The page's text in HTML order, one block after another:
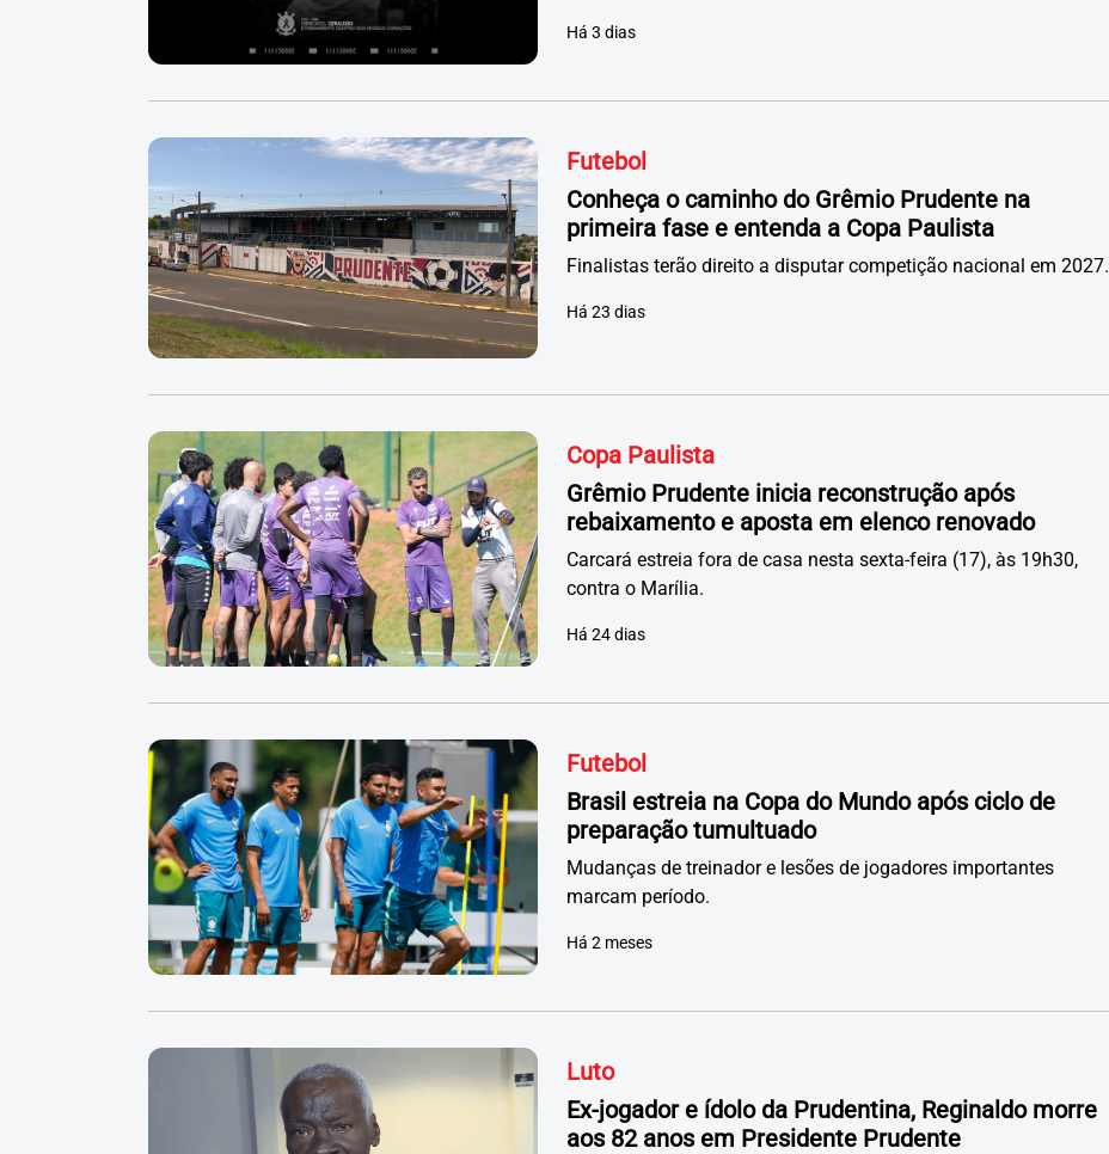
Há 3 dias
Futebol
Conheça o caminho do Grêmio Prudente na
primeira fase e entenda a Copa Paulista
Finalistas terão direito a disputar competição nacional em 2027.
Há 23 dias
Copa Paulista
Grêmio Prudente inicia reconstrução após
rebaixamento e aposta em elenco renovado
Carcará estreia fora de casa nesta sexta-feira (17), às 19h30,
contra o Marília.
Há 24 dias
Futebol
Brasil estreia na Copa do Mundo após ciclo de
preparação tumultuado
Mudanças de treinador e lesões de jogadores importantes
marcam período.
Há 2 meses
Luto
Ex-jogador e ídolo da Prudentina, Reginaldo morre
aos 82 anos em Presidente Prudente